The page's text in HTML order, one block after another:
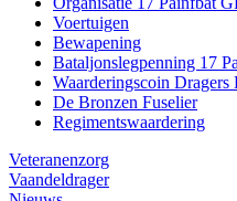
Voertuigen
Bewapening
Bataljonslegpenning 17
Waarderingscoin
De Bronzen Fuselier
Regimentswaardering
Veteranenzorg
Vaandeldrager